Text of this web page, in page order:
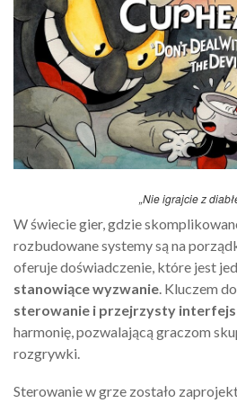
„Nie igrajcie z
W świecie gier, gdzie
rozbudowane systemy są na
oferuje doświadczenie, które jest
stanowiące wyzwanie. Kluczem
sterowanie i przejrzysty interfejs
harmonię, pozwalającą graczom
rozgrywki.
Sterowanie w grze zostało